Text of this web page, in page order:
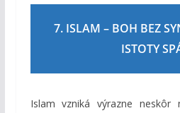
7. ISLAM – BOH BEZ
ISTOTY
Islam vzniká výrazne neskôr